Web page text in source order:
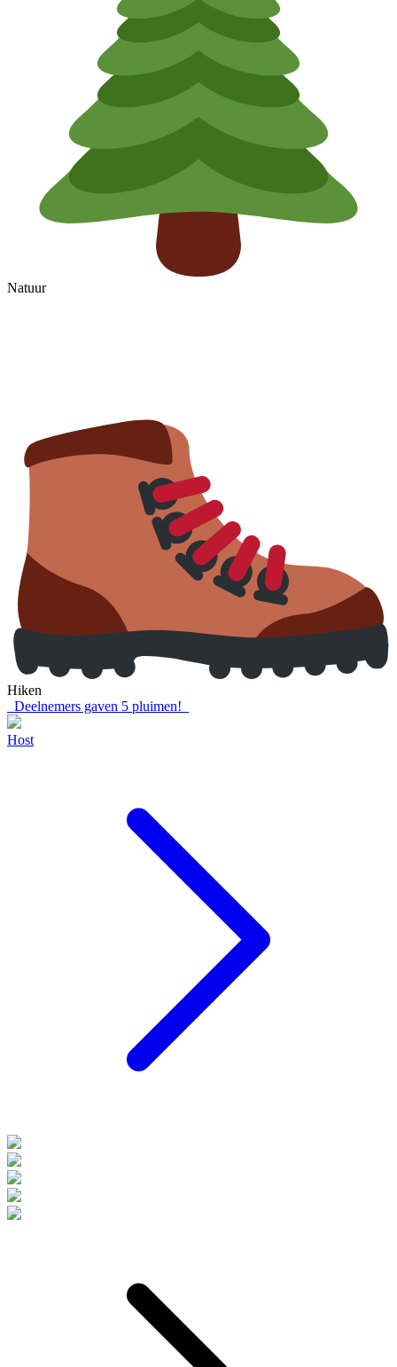
Natuur
Hiken
Deelnemers gaven 5 pluimen!
Host